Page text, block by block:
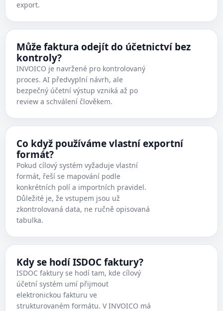
export.
Může faktura odejít do účetnictví bez
kontroly?
INVOICO je navržené pro kontrolovaný
proces. AI předvyplní návrh, ale
bezpečný účetní výstup vzniká až po
review a schválení člověkem.
Co když používáme vlastní exportní
formát?
Pokud cílový systém vyžaduje vlastní
formát, řeší se mapování podle
konkrétních polí a importních pravidel.
Důležité je, že vstupem jsou už
zkontrolovaná data, ne ručně opisovaná
tabulka.
Kdy se hodí ISDOC faktury?
ISDOC faktury se hodí tam, kde cílový
účetní systém umí přijmout
elektronickou fakturu ve
strukturovaném formátu. V INVOICO má